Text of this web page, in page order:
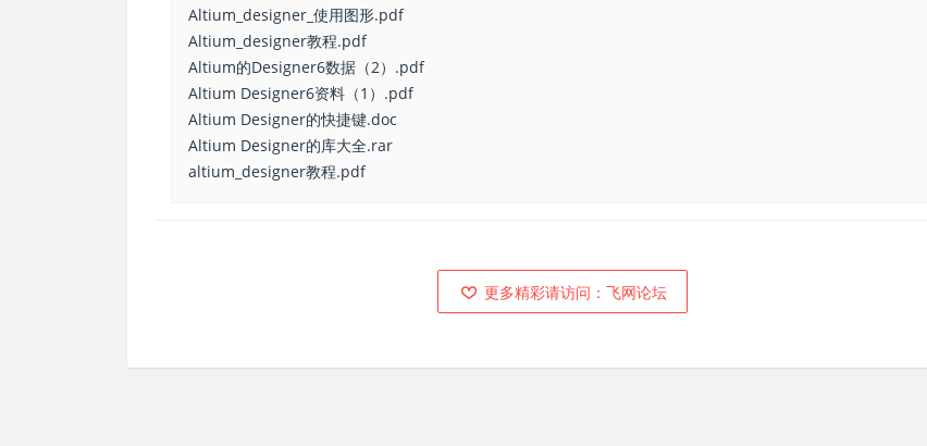
Altium_designer_使用图形.pdf
Altium_designer教程.pdf
Altium的Designer6数据（2）.pdf
Altium Designer6资料（1）.pdf
Altium Designer的快捷键.doc
Altium Designer的库大全.rar
altium_designer教程.pdf
更多精彩请访问：飞网论坛